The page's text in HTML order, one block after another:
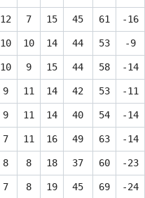
12 7 15 45 61 -16
10 10 14 44 53 -9
10 9 15 44 58 -14
9 11 14 42 53 -11
9 11 14 40 54 -14
7 11 16 49 63 -14
8 8 18 37 60 -23
7 8 19 45 69 -24